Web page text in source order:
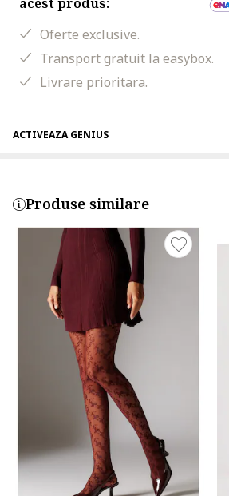
Oferte exclusive.
Transport gratuit la easybox.
Livrare prioritara.
ACTIVEAZA GENIUS
Produse similare